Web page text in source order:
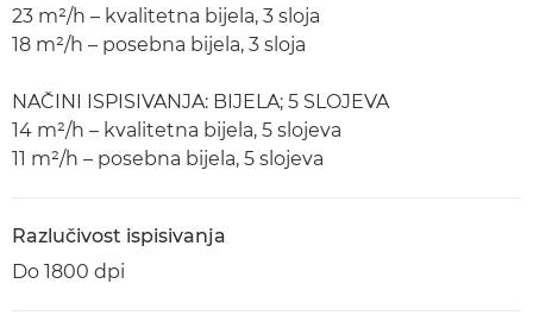
23 m²/h – kvalitetna bijela, 3 sloja
18 m²/h – posebna bijela, 3 sloja
NAČINI ISPISIVANJA: BIJELA; 5 SLOJEVA
14 m²/h – kvalitetna bijela, 5 slojeva
11 m²/h – posebna bijela, 5 slojeva
Razlučivost ispisivanja
Do 1800 dpi